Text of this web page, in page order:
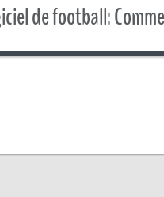
de football: